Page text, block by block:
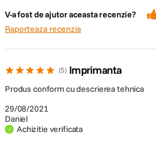
DETALII PRODUCATOR
Cod producator C11CG89401
Pagina
producator
EcoTank L1110
V-a fost de ajutor aceasta recenzie?
Raporteaza recenzia
5 Imprimanta
29/08/2021
Daniel
Achizitie verificata
Produs conform cu descrierea tehnica